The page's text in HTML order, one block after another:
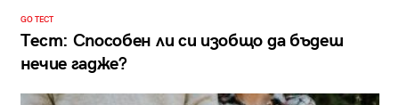
GO ТЕСТ
Тест: Способен ли си изобщо да бъдеш
нечие гадже?